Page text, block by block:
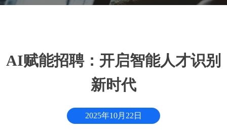
AI赋能招聘：开启智能人才识别
新时代
2025年10月22日